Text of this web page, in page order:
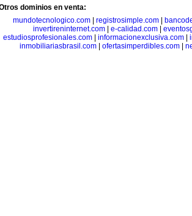
dominios en venta:
mundotecnologico.com| registrosimple.com|
invertireninternet.com| e-calidad.com|
estudiosprofesionales.com| informacionexclusiva.com|
inmobiliariasbrasil.com
ofertasimperdibles.com